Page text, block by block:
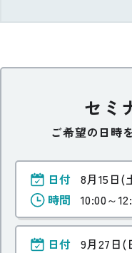
セミ
ご希望の日時
日付 8月15日(
時間
10:00～
日付 9月27日(